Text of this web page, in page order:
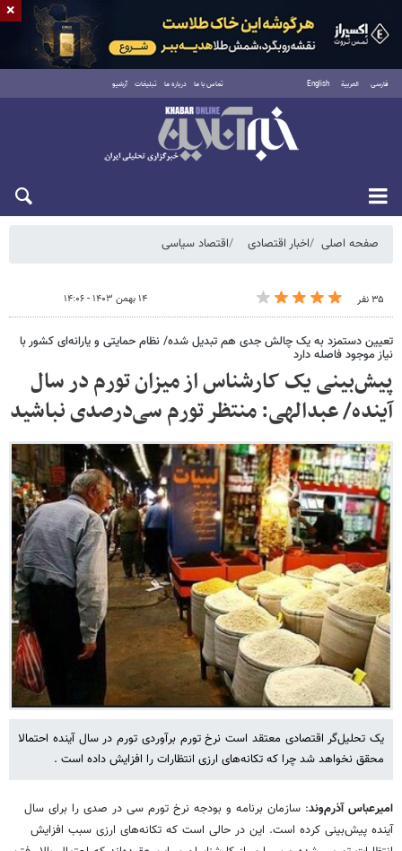
فارسی العربية English تماس با ما درباره ما تبلیغات آرشیو
جمعه ۱۶ مرداد ۱۴۰۵
صفحه اصلی اخبار اقتصادی اقتصاد سیاسی
۳۵ نفر ۱۴ بهمن ۱۴۰۳ - ۱۴:۰۶
تعیین دستمزد به یک چالش جدی هم تبدیل شده/ نظام حمایتی و یارانه‌ای کشور با
نیاز موجود فاصله دارد
پیش‌بینی یک کارشناس از میزان تورم در سال
آینده/ عبدالهی:‌ منتظر تورم سی‌درصدی نباشید
یک تحلیل‌گر اقتصادی معتقد است نرخ تورم برآوردی تورم در سال آینده احتمالا
محقق نخواهد شد چرا که تکانه‌های ارزی انتظارات را افزایش داده است .
امیرعباس آذرم‌وند: سازمان برنامه و بودجه نرخ تورم سی در صدی را برای سال
آینده پیش‌بینی کرده است. این در حالی است که تکانه‌های ارزی سبب افزایش
×